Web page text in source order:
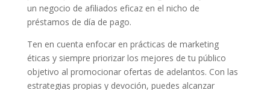
un negocio de afiliados eficaz en el nicho de
préstamos de día de pago.
Ten en cuenta enfocar en prácticas de marketing
éticas y siempre priorizar los mejores de tu público
objetivo al promocionar ofertas de adelantos. Con las
estrategias propias y devoción, puedes alcanzar